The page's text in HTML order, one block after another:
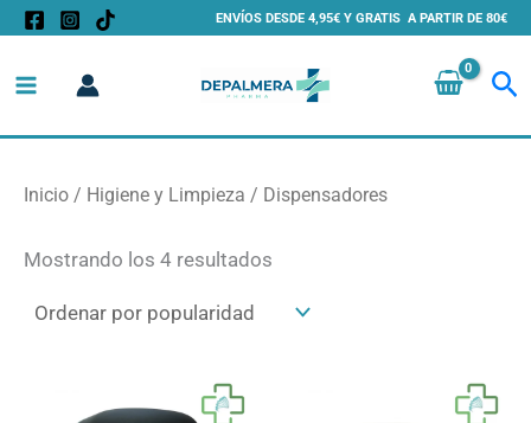
contenido
ENVÍOS DESDE 4,95€ Y GRATIS A PARTIR DE 80€
Inicio / Higiene y Limpieza / Dispensadores
Mostrando los 4 resultados
Ordenado
por